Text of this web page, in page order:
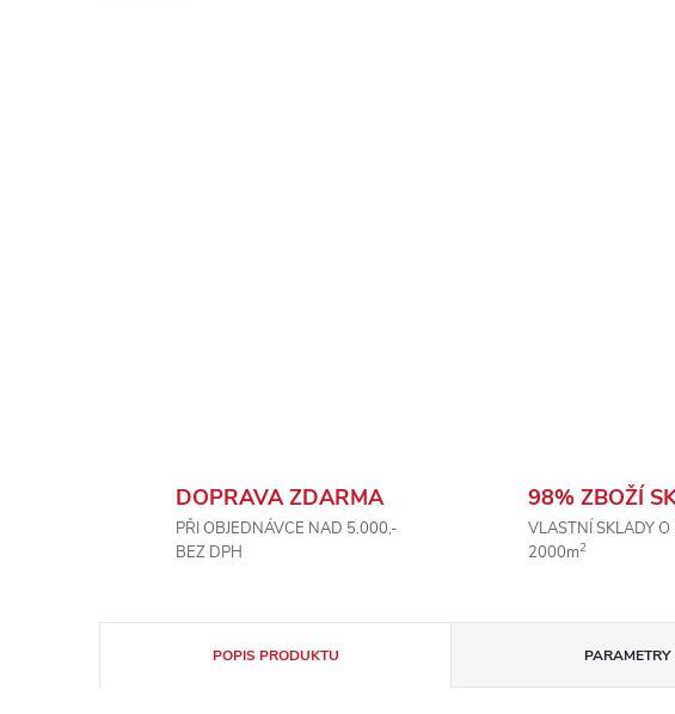
DOPRAVA ZDARMA
PŘI OBJEDNÁVCE NAD 5.000,-
BEZ DPH
98% ZBOŽÍ
VLASTNÍ SKLADY O
2000m2
POPIS PRODUKTU PARAMETRY